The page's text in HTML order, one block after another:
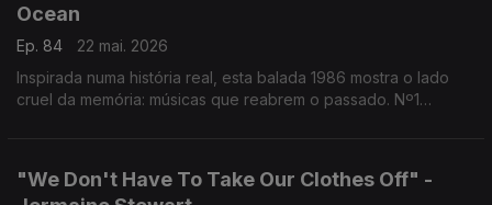
Ocean
Ep. 84
22 mai. 2026
Inspirada numa história real, esta balada 1986 mostra o lado
cruel da memória: músicas que reabrem o passado. Nº1
"We Don't Have To Take Our Clothes Off" -